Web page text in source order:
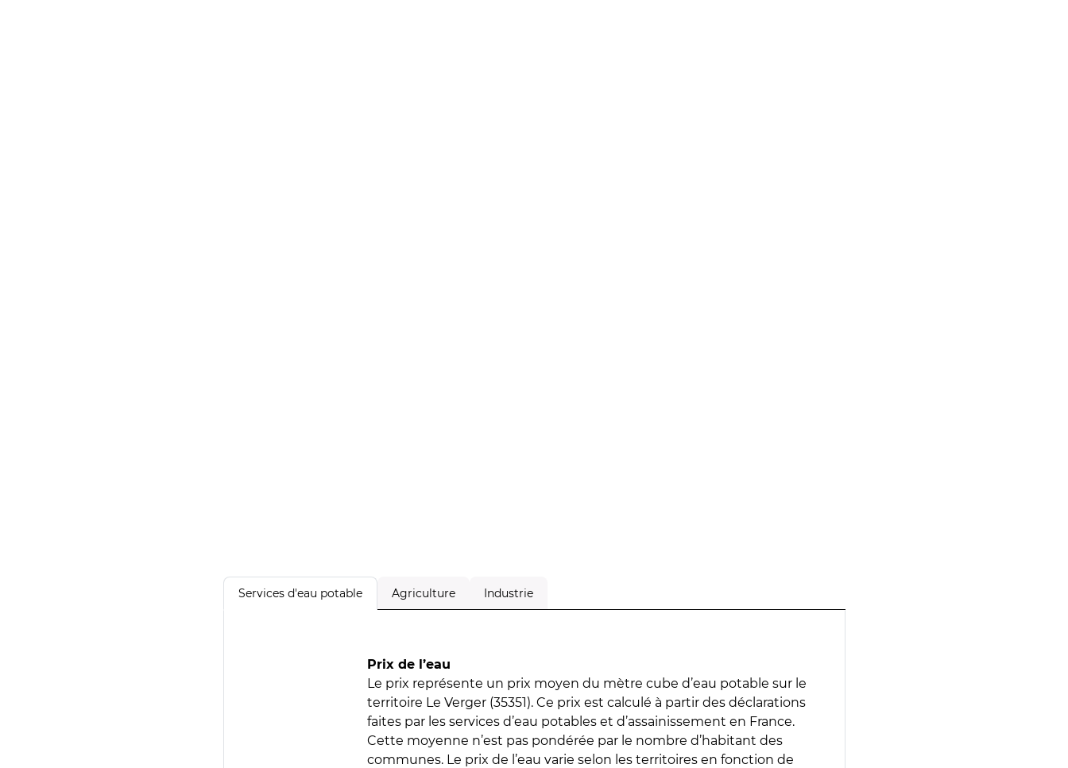
Services d'eau potable Agriculture Industrie
Prix de l’eau
Le prix représente un prix moyen du mètre cube d’eau potable sur le
territoire Le Verger (35351). Ce prix est calculé à partir des déclarations
faites par les services d’eau potables et d’assainissement en France.
Cette moyenne n’est pas pondérée par le nombre d’habitant des
communes. Le prix de l’eau varie selon les territoires en fonction de